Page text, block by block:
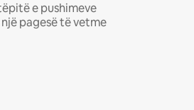
e pushimeve
pagesë të vetme